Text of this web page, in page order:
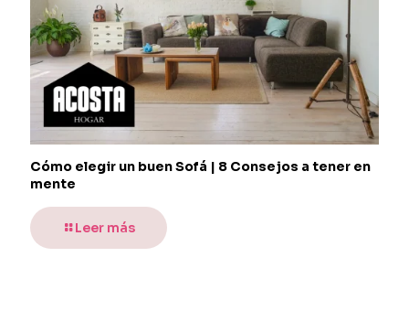
Cómo elegir un buen Sofá | 8 Consejos a tener en
mente
Leer más